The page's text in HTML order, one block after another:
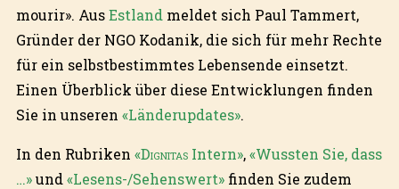
mourir». AusEstland meldet sich Paul Tammert,
Gründer der NGO Kodanik, die sich für mehr Rechte
für ein selbstbestimmtes Lebensende einsetzt.
Einen Überblick über diese Entwicklungen finden
Sie in unseren «Länderupdates».
In den Rubriken «DignitasIntern»,«Wussten Sie, dass
…»und«Lesens-/Sehenswert»finden Sie zudem